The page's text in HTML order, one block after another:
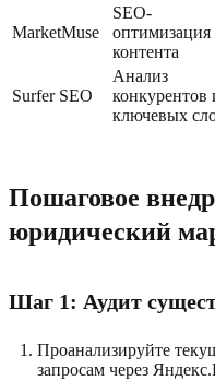
MarketMuse
SEO-
оптимизация
контента
Surfer SEO
Анализ
конкурентов
ключевых
Пошаговое
юридический
Шаг 1: Аудит
Проанализируйте
запросам через